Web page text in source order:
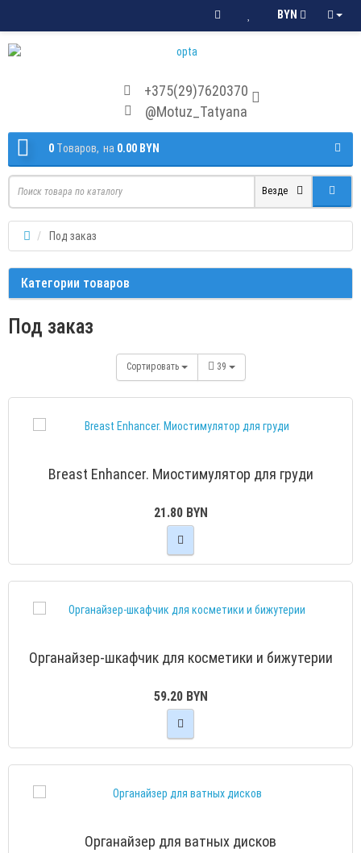
BYN
+375(29)7620370
@Motuz_Tatyana
0 Tоваров, на 0.00 BYN
Везде
Под заказ
Категории товаров
Под заказ
Сортировать 39
Breast Enhancer. Миостимулятор для груди
21.80 BYN
Органайзер-шкафчик для косметики и бижутерии
59.20 BYN
Органайзер для ватных дисков